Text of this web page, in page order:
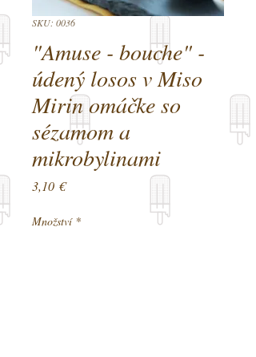
SKU: 0036
"Amuse - bouche" -
údený losos v Miso
Mirin omáčke so
sézamom a
mikrobylinami
3,10 €Cena
Množství *